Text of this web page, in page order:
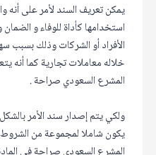
يمكن تعريف السند لأمر على أنه
استخدامها كأداة للوفاء و
الأفراد أو الشركات وذلك بسبب
خلاله معاملات تجارية كما أنه
المشرع السعودي صراحة .
ولكي يتم إصدار سند الأمر
يكون شاملا لمجموعة من الشروط